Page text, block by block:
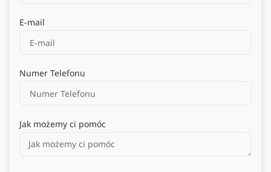
E-mail
Numer Telefonu
Jak możemy ci pomóc